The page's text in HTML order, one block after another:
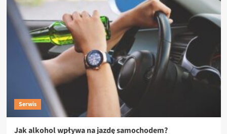
Serwis
Jak alkohol wpływa na jazdę samochodem?